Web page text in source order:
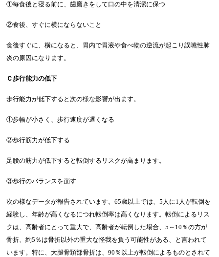
①毎食後と寝る前に、歯磨きをして口の中を清潔に保つ
②食後、すぐに横にならないこと
食後すぐに、横になると、胃内で胃液や食べ物の逆流が起こり誤嚥性肺
炎の原因になります。
Ｃ歩行能力の低下
歩行能力が低下すると次の様な影響が出ます。
①歩幅が小さく、歩行速度が遅くなる
②歩行筋力が低下する
足腰の筋力が低下すると転倒するリスクが高まります。
③歩行のバランスを崩す
次の様なデータが報告されています。65歳以上では、5人に1人が転倒を
経験し、年齢が高くなるにつれ転倒率は高くなります。転倒によるリス
クは、高齢者にとって重大で、高齢者が転倒した場合、5～10％の方が
骨折、約5％は骨折以外の重大な怪我を負う可能性がある、と言われて
います。特に、大腿骨頚部骨折は、90％以上が転倒によるものとされて